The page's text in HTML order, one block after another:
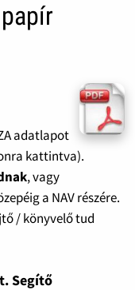
adatlapot
kattintva).
, vagy
a NAV részére.
/ könyvelő tud
Segítő